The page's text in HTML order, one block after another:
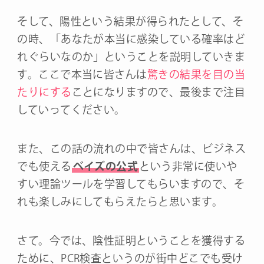
そして、陽性という結果が得られたとして、そ
の時、「あなたが本当に感染している確率はど
れぐらいなのか」ということを説明していきま
す。ここで本当に皆さんは驚きの結果を目の当
たりにする ことになりますので、最後まで注目
していってください。
また、この話の流れの中で皆さんは、ビジネス
でも使える ベイズの公式という非常に使いや
すい理論ツールを学習してもらいますので、そ
れも楽しみにしてもらえたらと思います。
さて。今では、陰性証明ということを獲得する
ために、PCR検査というのが街中どこでも受け